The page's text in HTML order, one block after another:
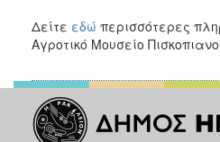
Δείτε εδώ περισσότερες
Αγροτικό Μουσείο